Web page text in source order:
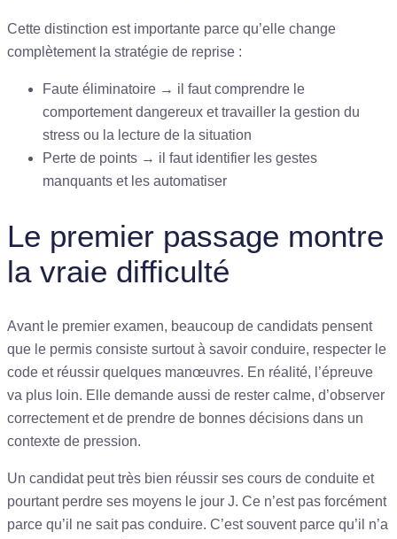
Cette distinction est importante parce qu’elle change
complètement la stratégie de reprise :
Faute éliminatoire → il faut comprendre le
comportement dangereux et travailler la gestion du
stress ou la lecture de la situation
Perte de points → il faut identifier les gestes
manquants et les automatiser
Le premier passage montre
la vraie difficulté
Avant le premier examen, beaucoup de candidats pensent
que le permis consiste surtout à savoir conduire, respecter le
code et réussir quelques manœuvres. En réalité, l’épreuve
va plus loin. Elle demande aussi de rester calme, d’observer
correctement et de prendre de bonnes décisions dans un
contexte de pression.
Un candidat peut très bien réussir ses cours de conduite et
pourtant perdre ses moyens le jour J. Ce n’est pas forcément
parce qu’il ne sait pas conduire. C’est souvent parce qu’il n’a